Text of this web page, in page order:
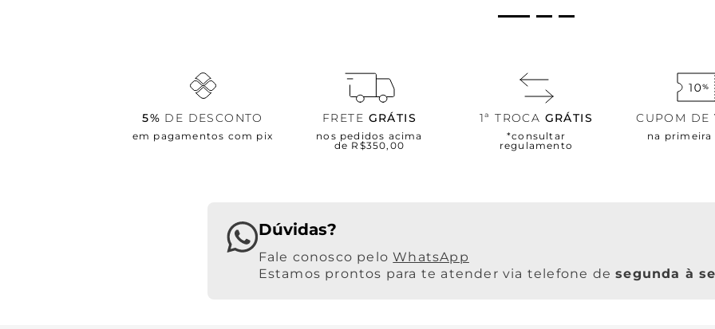
5% DE DESCONTO
em pagamentos com pix
FRETE GRÁTIS
nos pedidos acima
de R$350,00
1ª TROCA GRÁTIS
*consultar
regulamento
CUPOM DE
na
Dúvidas?
WhatsApp
Estamos prontos para te atender via telefone desegunda à